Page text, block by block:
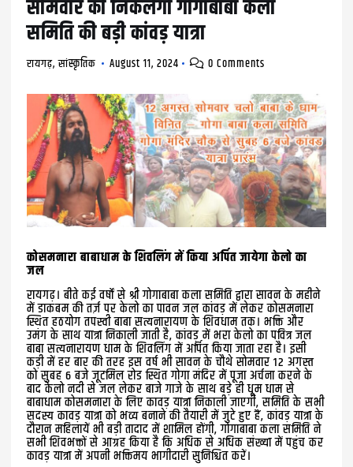
सोमवार को निकलेगी गोगाबाबा कला
समिति की बड़ी कांवड़ यात्रा
रायगढ़,सांस्कृतिक August 11, 2024 0 Comments
कोसमनारा बाबाधाम के शिवलिंग में किया अर्पित जायेगा केलो का
जल
रायगढ़। बीते कई वर्षों से श्री गोगाबाबा कला समिति द्वारा सावन के महीने
में डाकबम की तर्ज़ पर केलो का पावन जल कांवड़ में लेकर कोसमनारा
स्थित हठयोग तपस्वी बाबा सत्यनारायण के शिवधाम तक। भक्ति और
उमंग के साथ यात्रा निकाली जाती है, कांवड़ में भरा केलो का पवित्र जल
बाबा सत्यनारायण धाम के शिवलिंग में अर्पित किया जाता रहा है। इसी
कड़ी में हर बार की तरह इस वर्ष भी सावन के चौथे सोमवार 12 अगस्त
को सुबह 6 बजे जूटमिल रोड स्थित गोगा मंदिर में पूजा अर्चना करने के
बाद केलो नदी से जल लेकर बाजे गाजे के साथ बड़े ही धूम धाम से
बाबाधाम कोसमनारा के लिए कावड़ यात्रा निकाली जाएगी, समिति के सभी
सदस्य कावड़ यात्रा को भव्य बनाने की तैयारी में जुटे हुए हैं, कांवड़ यात्रा के
दौरान महिलायें भी बड़ी तादाद में शामिल होंगी, गोगाबाबा कला समिति ने
सभी शिवभक्तों से आग्रह किया है कि अधिक से अधिक संख्या में पहुंच कर
कावड़ यात्रा में अपनी भक्तिमय भागीदारी सुनिश्चित करें।